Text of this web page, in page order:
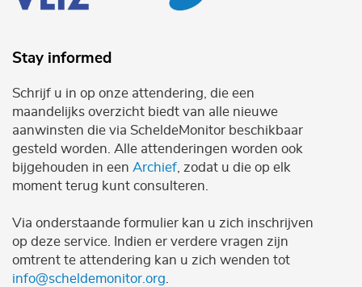
Stay informed
Schrijf u in op onze attendering, die een
maandelijks overzicht biedt van alle nieuwe
aanwinsten die via ScheldeMonitor beschikbaar
gesteld worden. Alle attenderingen worden ook
bijgehouden in een Archief , zodat u die op elk
moment terug kunt consulteren.
Via onderstaande formulier kan u zich inschrijven
op deze service. Indien er verdere vragen zijn
omtrent te attendering kan u zich wenden tot
info@scheldemonitor.org